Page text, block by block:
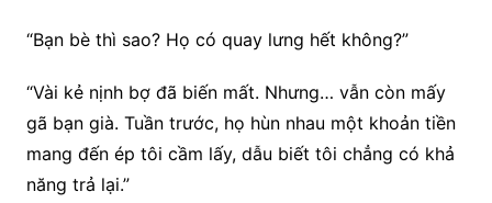
“Bạn bè thì sao? Họ có quay lưng hết không?”
“Vài kẻ nịnh bợ đã biến mất. Nhưng… vẫn còn mấy
gã bạn già. Tuần trước, họ hùn nhau một khoản tiền
mang đến ép tôi cầm lấy, dẫu biết tôi chẳng có khả
năng trả lại.”